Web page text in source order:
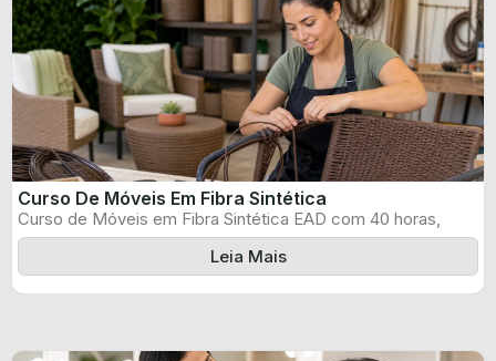
Curso De Móveis Em Fibra Sintética
Curso de Móveis em Fibra Sintética EAD com 40 horas,
certificado informado pelo ...
Leia Mais